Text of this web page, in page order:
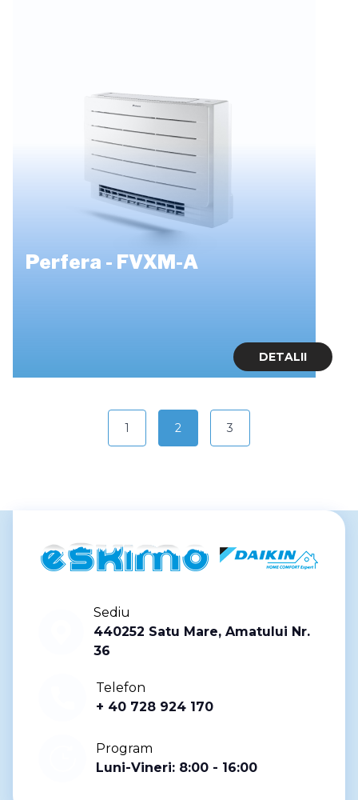
Perfera - FVXM-A
DETALII
1 2 3
Sediu
440252 Satu Mare, Amatului Nr.
36
Telefon
+ 40 728 924 170
Program
Luni-Vineri: 8:00 - 16:00